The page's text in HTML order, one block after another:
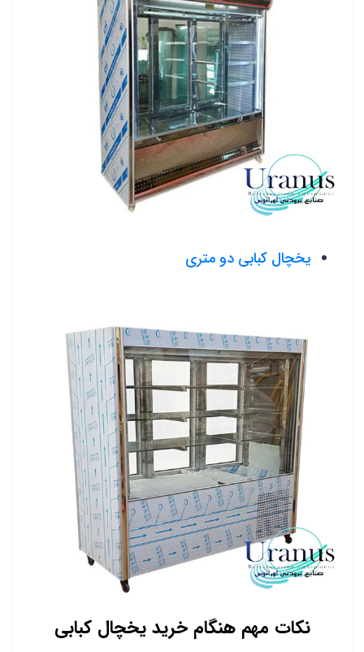
یخچال کبابی دو متری
نکات مهم هنگام خرید یخچال کبابی